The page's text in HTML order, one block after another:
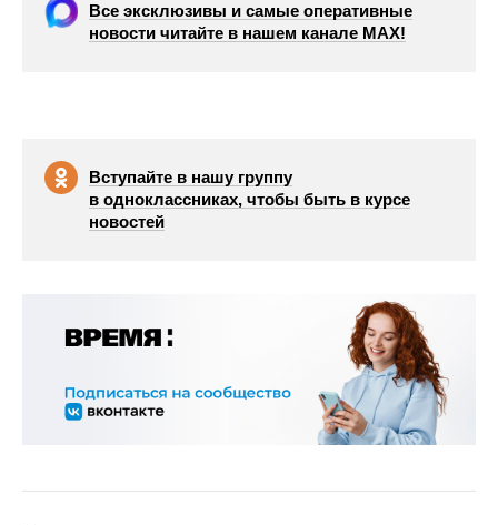
Все эксклюзивы и самые оперативные
новости читайте в нашем канале МАХ!
Вступайте в нашу группу
в одноклассниках, чтобы быть в курсе
новостей